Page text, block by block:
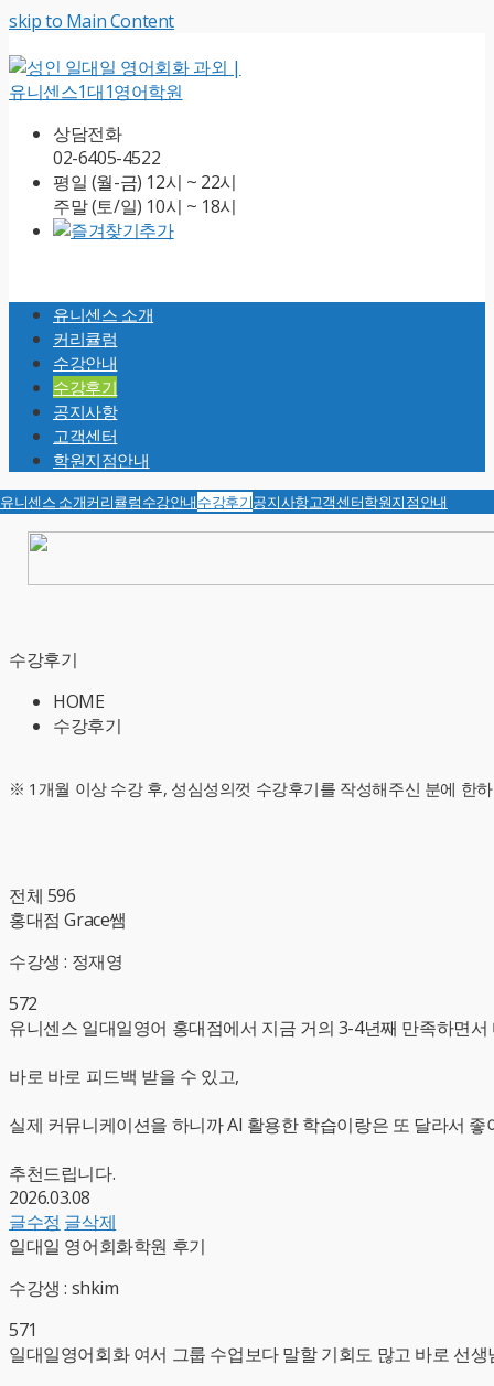
skip to Main Content
상담전화
02-6405-4522
평일 (월-금) 12시 ~ 22시
주말 (토/일) 10시 ~ 18시
Menu유니센스 소개
커리큘럼
수강안내
수강후기
공지사항
고객센터
학원지점안내
유니센스 소개커리큘럼수강안내수강후기공지사항고객센터학원지점안내
수강후기
HOME
수강후기
※ 1개월 이상 수강 후, 성심성의껏 수강후기를 작성해주신 분에 한
전체 596
홍대점 Grace쌤
수강생 : 정재영
572
유니센스 일대일영어 홍대점에서 지금 거의 3-4년째 만족하면서
바로 바로 피드백 받을 수 있고,
실제 커뮤니케이션을 하니까 AI 활용한 학습이랑은 또 달라서 좋
추천드립니다.
2026.03.08
글수정 글삭제
일대일 영어회화학원 후기
수강생 : shkim
571
일대일영어회화 여서 그룹 수업보다 말할 기회도 많고 바로 선